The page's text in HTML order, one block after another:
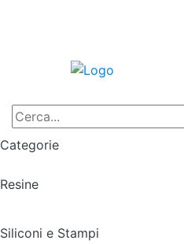
Categorie
Resine
Siliconi e Stampi